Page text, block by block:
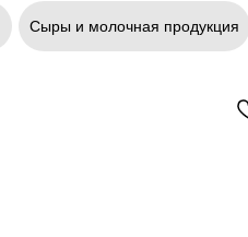
Сыры и молочная продукция